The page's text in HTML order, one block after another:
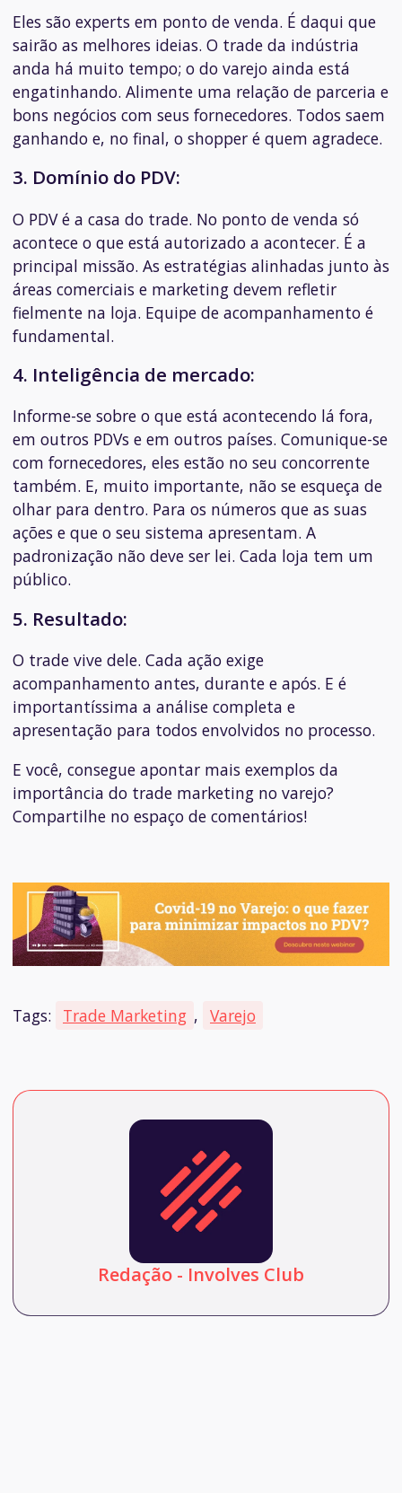
Eles são experts em ponto de venda. É daqui que
sairão as melhores ideias. O trade da indústria
anda há muito tempo; o do varejo ainda está
engatinhando. Alimente uma relação de parceria e
bons negócios com seus fornecedores. Todos saem
ganhando e, no final, o shopper é quem agradece.
3. Domínio do PDV:
O PDV é a casa do trade. No ponto de venda só
acontece o que está autorizado a acontecer. É a
principal missão. As estratégias alinhadas junto às
áreas comerciais e marketing devem refletir
fielmente na loja. Equipe de acompanhamento é
fundamental.
4. Inteligência de mercado:
Informe-se sobre o que está acontecendo lá fora,
em outros PDVs e em outros países. Comunique-se
com fornecedores, eles estão no seu concorrente
também. E, muito importante, não se esqueça de
olhar para dentro. Para os números que as suas
ações e que o seu sistema apresentam. A
padronização não deve ser lei. Cada loja tem um
público.
5. Resultado:
O trade vive dele. Cada ação exige
acompanhamento antes, durante e após. E é
importantíssima a análise completa e
apresentação para todos envolvidos no processo.
E você, consegue apontar mais exemplos da
importância do trade marketing no varejo?
Compartilhe no espaço de comentários!
Tags: Trade Marketing , Varejo
Redação - Involves Club